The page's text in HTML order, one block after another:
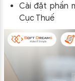
Cài đặt phần
Cục Thuế